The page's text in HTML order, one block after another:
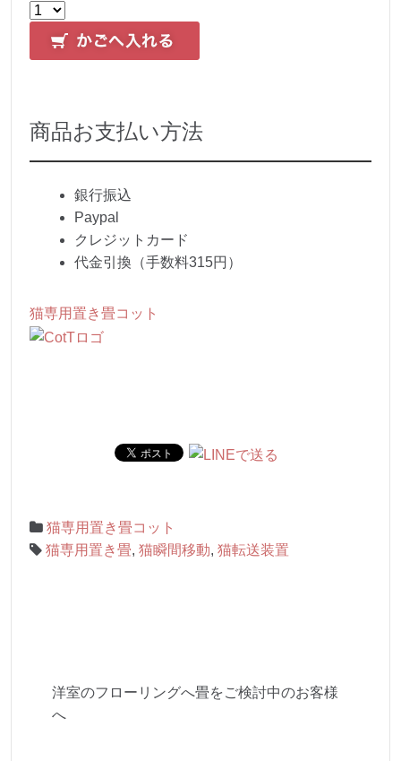
商品お支払い方法
銀行振込
Paypal
クレジットカード
代金引換（手数料315円）
猫専用置き畳コット
猫専用置き畳コット
猫専用置き畳, 猫瞬間移動, 猫転送装置
洋室のフローリングへ畳をご検討中のお客様
へ